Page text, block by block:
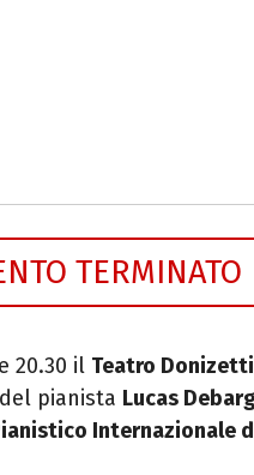
TERMINATO
20.30 il Teatro Donizetti
pianista Lucas
Internazionale